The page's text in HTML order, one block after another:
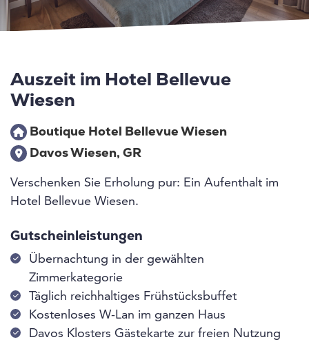
Auszeit im Hotel Bellevue
Wiesen
Boutique Hotel Bellevue Wiesen
Davos Wiesen, GR
Verschenken Sie Erholung pur: Ein Aufenthalt im
Hotel Bellevue Wiesen.
Gutscheinleistungen
Übernachtung in der gewählten
Zimmerkategorie
Täglich reichhaltiges Frühstücksbuffet
Kostenloses W-Lan im ganzen Haus
Davos Klosters Gästekarte zur freien Nutzung